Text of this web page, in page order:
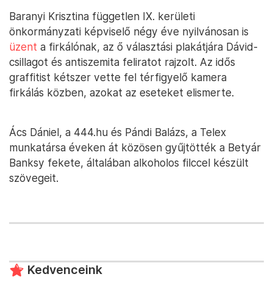
Baranyi Krisztina független IX. kerületi
önkormányzati képviselő négy éve nyilvánosan is
üzent a firkálónak, az ő választási plakátjára Dávid-
csillagot és antiszemita feliratot rajzolt. Az idős
graffitist kétszer vette fel térfigyelő kamera
firkálás közben, azokat az eseteket elismerte.
Ács Dániel, a 444.hu és Pándi Balázs, a Telex
munkatársa éveken át közösen gyűjtötték a Betyár
Banksy fekete, általában alkoholos filccel készült
szövegeit.
Kedvenceink